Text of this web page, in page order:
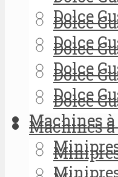
Dolce
Dolce
Dolce
Dolce
Machines
Dolce
Dolce
Dolce
Dolce
Machines